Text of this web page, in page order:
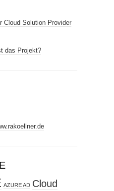
Cloud Solution Provider
das Projekt?
AZURE AD Cloud